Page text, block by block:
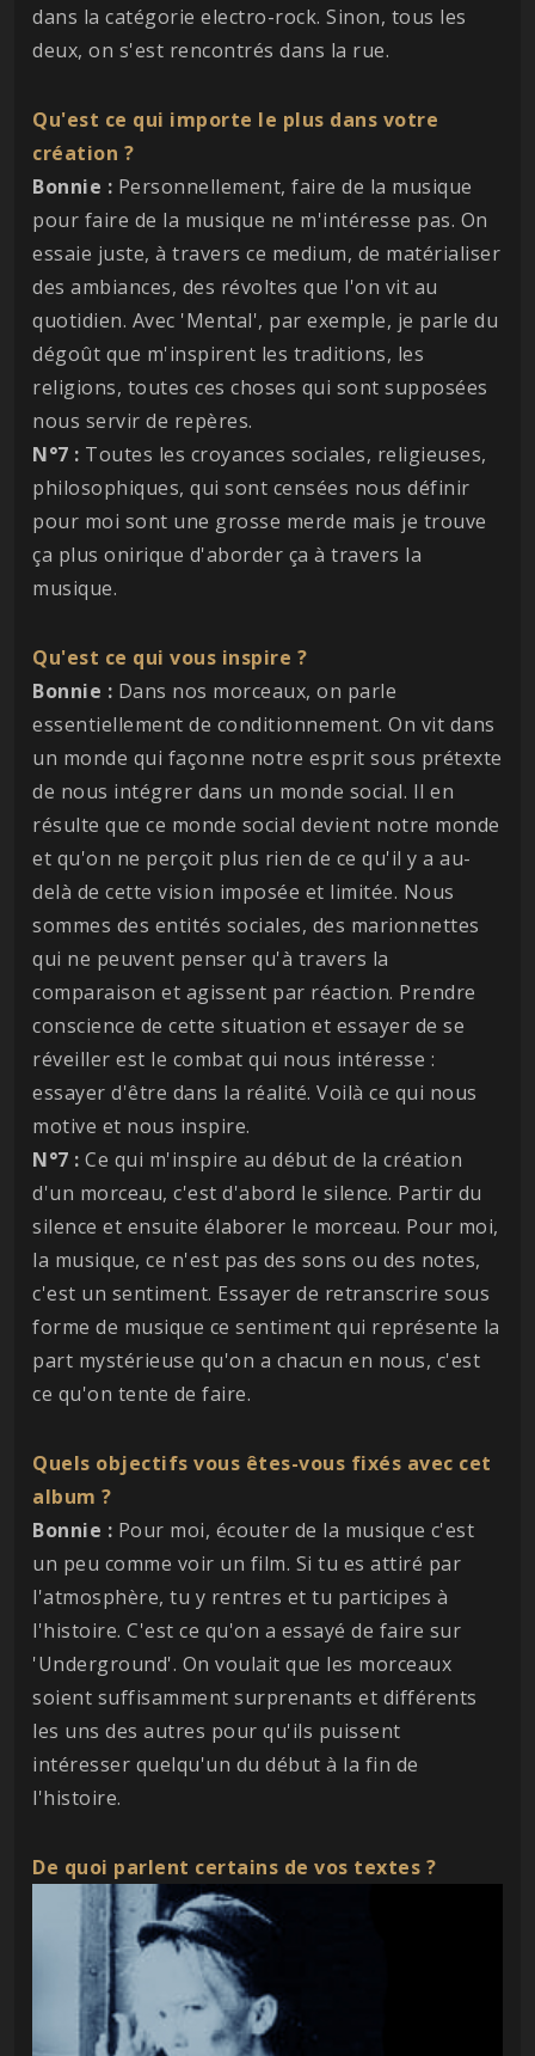
dans la catégorie electro-rock. Sinon, tous les
deux, on s'est rencontrés dans la rue.
Qu'est ce qui importe le plus dans votre
création ?
Bonnie : Personnellement, faire de la musique
pour faire de la musique ne m'intéresse pas. On
essaie juste, à travers ce medium, de matérialiser
des ambiances, des révoltes que l'on vit au
quotidien. Avec 'Mental', par exemple, je parle du
dégoût que m'inspirent les traditions, les
religions, toutes ces choses qui sont supposées
nous servir de repères.
N°7 : Toutes les croyances sociales, religieuses,
philosophiques, qui sont censées nous définir
pour moi sont une grosse merde mais je trouve
ça plus onirique d'aborder ça à travers la
musique.
Qu'est ce qui vous inspire ?
Bonnie : Dans nos morceaux, on parle
essentiellement de conditionnement. On vit dans
un monde qui façonne notre esprit sous prétexte
de nous intégrer dans un monde social. Il en
résulte que ce monde social devient notre monde
et qu'on ne perçoit plus rien de ce qu'il y a au-
delà de cette vision imposée et limitée. Nous
sommes des entités sociales, des marionnettes
qui ne peuvent penser qu'à travers la
comparaison et agissent par réaction. Prendre
conscience de cette situation et essayer de se
réveiller est le combat qui nous intéresse :
essayer d'être dans la réalité. Voilà ce qui nous
motive et nous inspire.
N°7 : Ce qui m'inspire au début de la création
d'un morceau, c'est d'abord le silence. Partir du
silence et ensuite élaborer le morceau. Pour moi,
la musique, ce n'est pas des sons ou des notes,
c'est un sentiment. Essayer de retranscrire sous
forme de musique ce sentiment qui représente la
part mystérieuse qu'on a chacun en nous, c'est
ce qu'on tente de faire.
Quels objectifs vous êtes-vous fixés avec cet
album ?
Bonnie : Pour moi, écouter de la musique c'est
un peu comme voir un film. Si tu es attiré par
l'atmosphère, tu y rentres et tu participes à
l'histoire. C'est ce qu'on a essayé de faire sur
'Underground'. On voulait que les morceaux
soient suffisamment surprenants et différents
les uns des autres pour qu'ils puissent
intéresser quelqu'un du début à la fin de
l'histoire.
De quoi parlent certains de vos textes ?